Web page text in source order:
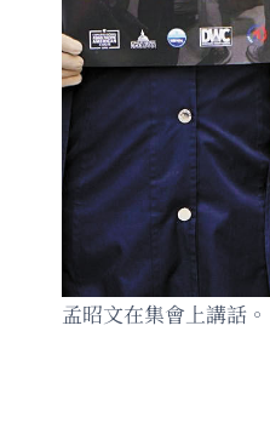
孟昭文在集會上講話。